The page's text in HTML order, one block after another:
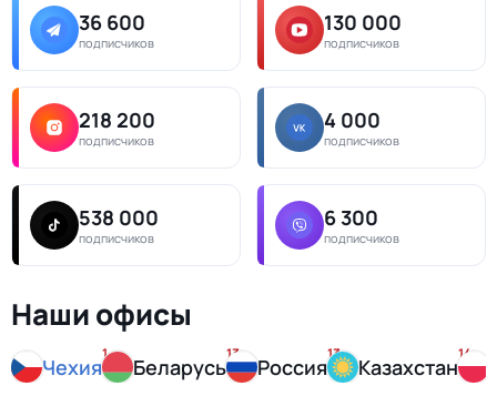
36 600
подписчиков
130 000
подписчиков
218 200
подписчиков
4 000
подписчиков
538 000
подписчиков
6 300
подписчиков
Наши офисы
Чехия
1
Беларусь
13
Россия
13
Казахстан
14